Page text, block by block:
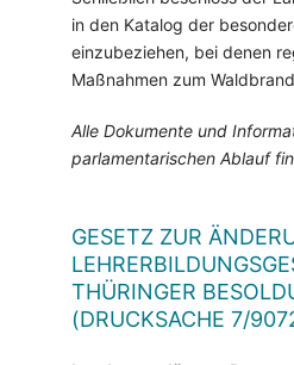
in den Katalog der
einzubeziehen, bei denen
Maßnahmen zum
Alle Dokumente und
parlamentarischen Ablauf
GESETZ ZUR
THÜRINGER
(DRUCKSACHE 7/